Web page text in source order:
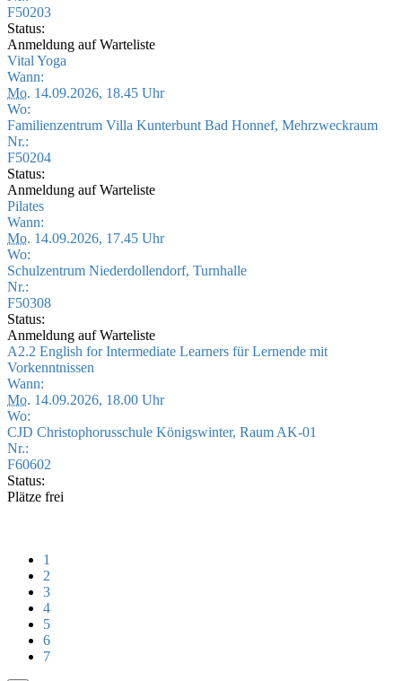
F50203
Status:
Anmeldung auf Warteliste
Vital Yoga
Wann:
Mo. 14.09.2026, 18.45 Uhr
Wo:
Familienzentrum Villa Kunterbunt Bad Honnef, Mehrzweckraum
Nr.:
F50204
Status:
Anmeldung auf Warteliste
Pilates
Wann:
Mo. 14.09.2026, 17.45 Uhr
Wo:
Schulzentrum Niederdollendorf, Turnhalle
Nr.:
F50308
Status:
Anmeldung auf Warteliste
A2.2 English for Intermediate Learners für Lernende mit
Vorkenntnissen
Wann:
Mo. 14.09.2026, 18.00 Uhr
Wo:
CJD Christophorusschule Königswinter, Raum AK-01
Nr.:
F60602
Status:
Plätze frei
1
2
3
4
5
6
7